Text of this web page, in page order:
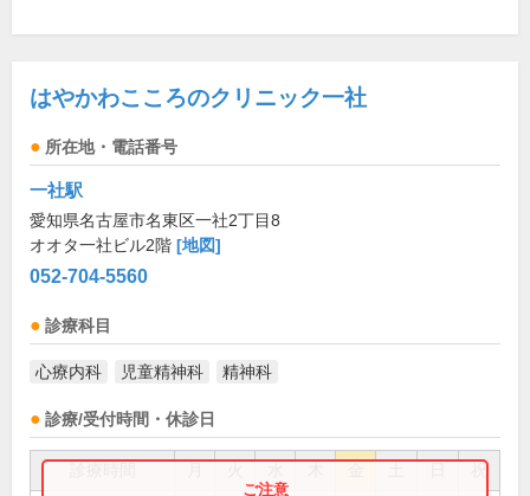
はやかわこころのクリニック一社
所在地・電話番号
一社駅
愛知県名古屋市名東区一社2丁目8
オオタ一社ビル2階 [地図]
052-704-5560
診療科目
心療内科 児童精神科 精神科
診療/受付時間・休診日
祝